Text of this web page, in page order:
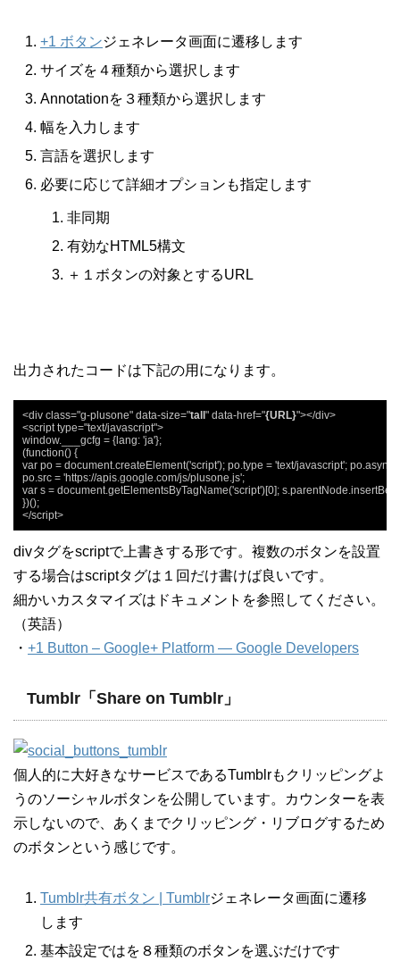
+1 ボタンジェネレータ画面に遷移します
サイズを４種類から選択します
Annotationを３種類から選択します
幅を入力します
言語を選択します
必要に応じて詳細オプションも指定します
非同期
有効なHTML5構文
＋１ボタンの対象とするURL
出力されたコードは下記の用になります。
<div class="g-plusone" data-size="tall " data-href="{URL}"></div>
<script type="text/javascript">
window.___gcfg = {lang: 'ja'};
(function() {
var po = document.createElement('script'); po.type = 'text/javascript'; po.async
po.src = 'https://apis.google.com/js/plusone.js';
var s = document.getElementsByTagName('script')[0];
})();
</script>
divタグをscriptで上書きする形です。複数のボタンを設置
する場合はscriptタグは１回だけ書けば良いです。
細かいカスタマイズはドキュメントを参照してください。
（英語）
・ +1 Button – Google+ Platform — Google Developers
Tumblr「Share on Tumblr」
個人的に大好きなサービスであるTumblrもクリッピングよ
うのソーシャルボタンを公開しています。カウンターを表
示しないので、あくまでクリッピング・リブログするため
のボタンという感じです。
Tumblr共有ボタン | Tumblrジェネレータ画面に遷移
します
基本設定ではを８種類のボタンを選ぶだけです